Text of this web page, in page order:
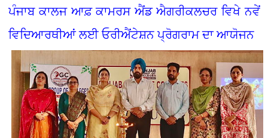
ਪੰਜਾਬ ਕਾਲਜ ਆਫ਼ ਕਾਮਰਸ ਐਂਡ ਐਗਰੀਕਲਚਰ ਵਿਖੇ ਨਵੇਂ
ਵਿਦਿਆਰਥੀਆਂ ਲਈ ਓਰੀਐਂਟੇਸ਼ਨ ਪ੍ਰੋਗਰਾਮ ਦਾ ਆਯੋਜਨ